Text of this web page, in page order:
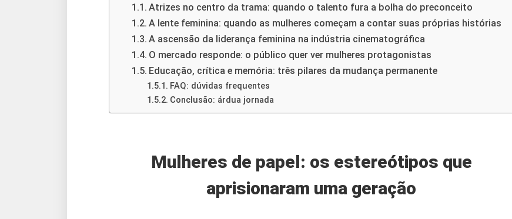
Atrizes no centro da trama: quando o talento fura a bolha do preconceito
A lente feminina: quando as mulheres começam a contar suas próprias histórias
A ascensão da liderança feminina na indústria cinematográfica
O mercado responde: o público quer ver mulheres protagonistas
Educação, crítica e memória: três pilares da mudança permanente
FAQ: dúvidas frequentes
Conclusão: árdua jornada
Mulheres de papel: os estereótipos que
aprisionaram uma geração